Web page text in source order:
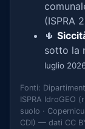
(ISPRA
🌵
sotto la
luglio
Fonti:
ISPRA IdroGEO
suolo ·
CDI) — dati CC